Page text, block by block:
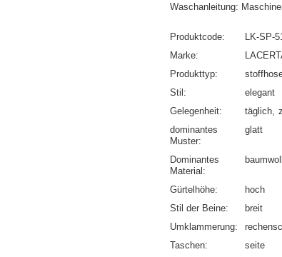
Waschanleitung:
Produktcode
LK-SP-
Marke
Produkttyp
Stil
elegant
Gelegenheit
täglich
dominantes
Muster
glatt
Dominantes
Material
Gürtelhöhe
hoch
Stil der Beine
breit
Umklammerung
Taschen
seite